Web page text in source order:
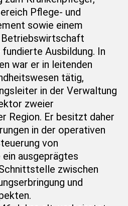
Pflege- und
sowie einem
Ausbildung. In
war er in leitenden
tätig,
in der Verwaltung
zweier
Region. Er besitzt daher
in der operativen
von
ausgeprägtes
zwischen
und